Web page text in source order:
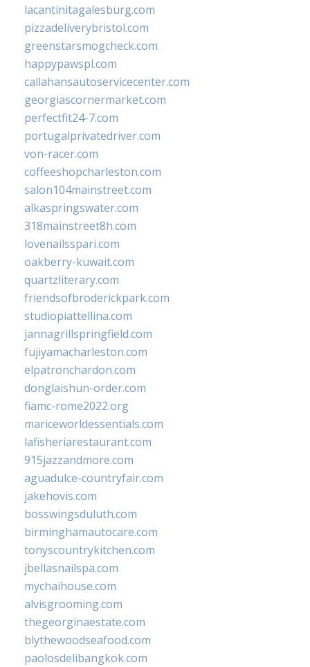
lacantinitagalesburg.com
pizzadeliverybristol.com
greenstarsmogcheck.com
happypawspl.com
callahansautoservicecenter.com
georgiascornermarket.com
perfectfit24-7.com
portugalprivatedriver.com
von-racer.com
coffeeshopcharleston.com
salon104mainstreet.com
alkaspringswater.com
318mainstreet8h.com
lovenailsspari.com
oakberry-kuwait.com
quartzliterary.com
friendsofbroderickpark.com
studiopiattellina.com
jannagrillspringfield.com
fujiyamacharleston.com
elpatronchardon.com
donglaishun-order.com
fiamc-rome2022.org
mariceworldessentials.com
lafisheriarestaurant.com
915jazzandmore.com
aguadulce-countryfair.com
jakehovis.com
bosswingsduluth.com
birminghamautocare.com
tonyscountrykitchen.com
jbellasnailspa.com
mychaihouse.com
alvisgrooming.com
thegeorginaestate.com
blythewoodseafood.com
paolosdelibangkok.com